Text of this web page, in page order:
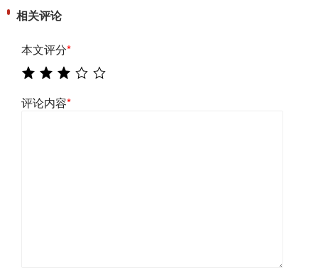
相关评论
本文评分*
评论内容*